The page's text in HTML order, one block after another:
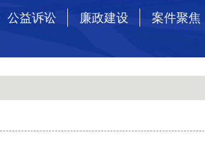
公益诉讼 廉政建设 案件聚焦